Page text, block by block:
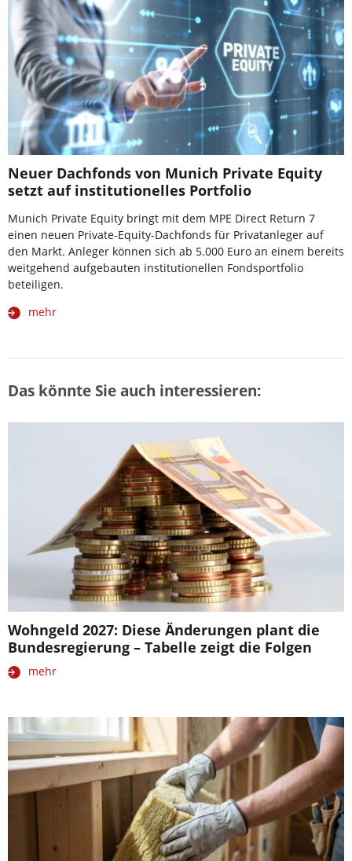
Neuer Dachfonds von Munich Private Equity
setzt auf institutionelles Portfolio
Munich Private Equity bringt mit dem MPE Direct Return 7
einen neuen Private-Equity-Dachfonds für Privatanleger auf
den Markt. Anleger können sich ab 5.000 Euro an einem bereits
weitgehend aufgebauten institutionellen Fondsportfolio
beteiligen.
mehr
Das könnte Sie auch interessieren:
Wohngeld 2027: Diese Änderungen plant die
Bundesregierung – Tabelle zeigt die Folgen
mehr